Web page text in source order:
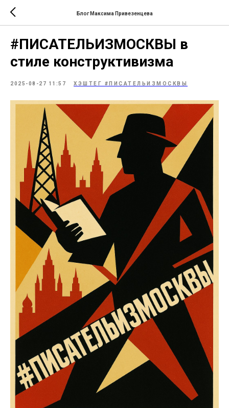
Блог Максима Привезенцева
#ПИСАТЕЛЬИЗМОСКВЫ в
стиле конструктивизма
2025-08-27 11:57 ХЭШТЕГ #ПИСАТЕЛЬИЗМОСКВЫ